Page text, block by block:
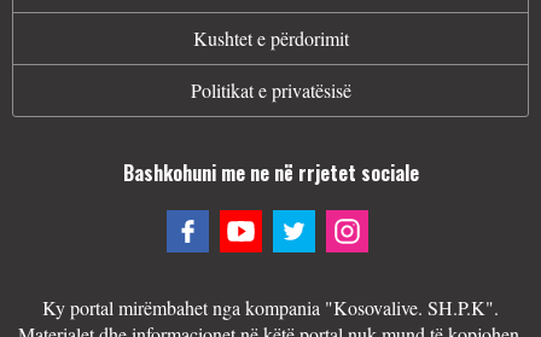
Kushtet e përdorimit
Politikat e privatësisë
Bashkohuni me ne në rrjetet sociale
Ky portal mirëmbahet nga kompania "Kosovalive. SH.P.K".